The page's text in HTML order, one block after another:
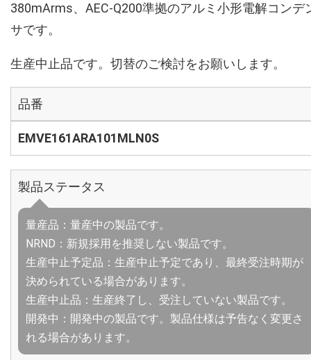
380mArms、AEC-Q200準拠のアルミ小形電解コンデ
サです。
生産中止品です。切替のご検討をお願いします。
品番
EMVE161ARA101MLN0S
製品ステータス
量産品：量産中の製品です。
NRND：新規採用を推奨しない製品です。
生産中止予定品：生産中止予定であり、最終受注時期が
決められている場合があります。
生産中止品：生産終了し、受注していない製品です。
開発中：開発中の製品です。製品仕様は予告なく変更さ
れる場合があります。